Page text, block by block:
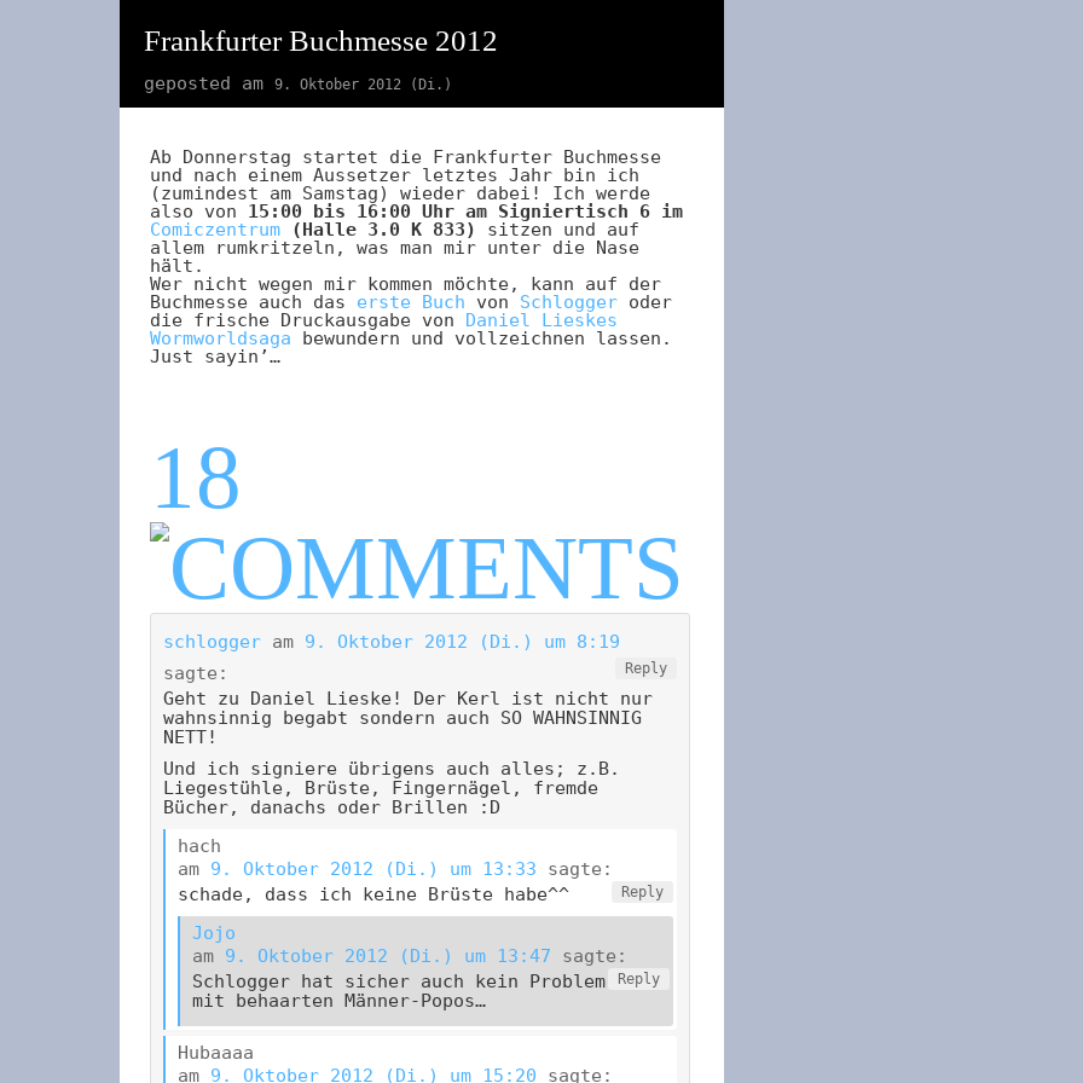
Frankfurter Buchmesse 2012
geposted am 9. Oktober 2012 (Di.)
Ab Donnerstag startet die Frankfurter Buchmesse
und nach einem Aussetzer letztes Jahr bin ich
(zumindest am Samstag) wieder dabei! Ich werde
also von 15:00 bis 16:00 Uhr am Signiertisch 6 im
Comiczentrum (Halle 3.0 K 833)
sitzen und auf
allem rumkritzeln, was man mir unter die Nase
hält.
Wer nicht wegen mir kommen möchte, kann auf der
Buchmesse auch das erste Buch von Schlogger oder
die frische Druckausgabe von Daniel Lieskes
Wormworldsaga bewundern und vollzeichnen lassen.
Just sayin’…
18
schlogger am 9. Oktober 2012 (Di.) um 8:19
sagte:
Reply
Geht zu Daniel Lieske! Der Kerl ist nicht nur
wahnsinnig begabt sondern auch SO WAHNSINNIG
NETT!
Und ich signiere übrigens auch alles; z.B.
Liegestühle, Brüste, Fingernägel, fremde
Bücher, danachs oder Brillen :D
hach
am 9. Oktober 2012 (Di.) um 13:33 sagte:
Reply
schade, dass ich keine Brüste habe^^
Jojo
am 9. Oktober 2012 (Di.) um 13:47 sagte:
Reply
Schlogger hat sicher auch kein Problem
mit behaarten Männer-Popos…
Hubaaaa
am 9. Oktober 2012 (Di.) um 15:20 sagte: